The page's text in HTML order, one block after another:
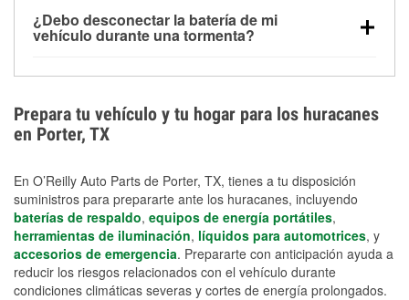
días después de la exposición.
para aplicaciones de ciclo profundo porque son
selladas, resistentes a las vibraciones y más
¿Debo desconectar la batería de mi
vehículo durante una tormenta?
los daños por inundación. Evitar el agua estancada y
preparar opciones de carga de respaldo son
medidas de protección más efectivas.
Prepara tu vehículo y tu hogar para los huracanes
en Porter, TX
En O’Reilly Auto Parts de Porter, TX, tienes a tu disposición
suministros para prepararte ante los huracanes, incluyendo
baterías de respaldo, equipos de energía portátiles,
herramientas de iluminación, líquidos para automotrices, y
accesorios de emergencia. Prepararte con anticipación ayuda a
reducir los riesgos relacionados con el vehículo durante
condiciones climáticas severas y cortes de energía prolongados.